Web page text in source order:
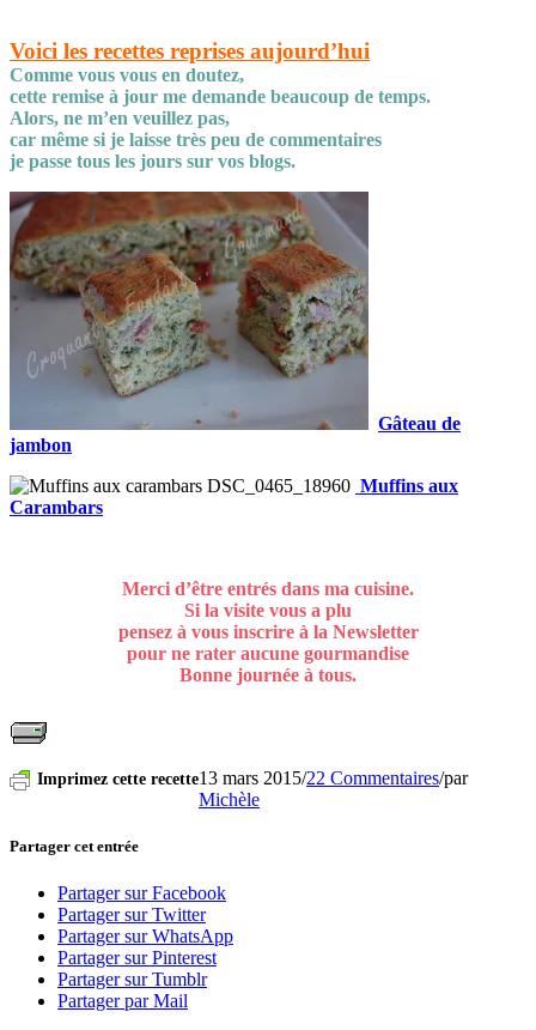
Voici les recettes reprises aujourd’hui
Comme vous vous en doutez,
cette remise à jour me demande beaucoup de temps.
Alors, ne m’en veuillez pas,
car même si je laisse très peu de commentaires
je passe tous les jours sur vos blogs.
Gâteau de
jambon
Muffins aux
Carambars
Merci d’être entrés dans ma cuisine.
Si la visite vous a plu
pensez à vous inscrire à la Newsletter
pour ne rater aucune gourmandise
Bonne journée à tous.
Imprimez cette recette13 mars 2015/22 Commentaires/par
Michèle
Partager cet entrée
Partager sur Facebook
Partager sur Twitter
Partager sur WhatsApp
Partager sur Pinterest
Partager sur Tumblr
Partager par Mail